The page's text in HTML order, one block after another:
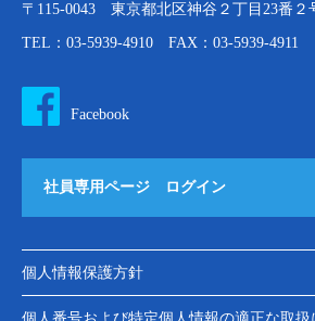
〒115-0043 東京都北区神谷２丁目23番
TEL：03-5939-4910 FAX：03-5939-4911
Facebook
社員専用ページ ログイン
個人情報保護方針